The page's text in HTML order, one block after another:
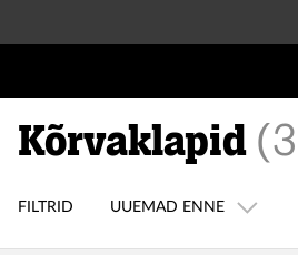
Kõrvaklapid (3
FILTRID UUEMAD ENNE